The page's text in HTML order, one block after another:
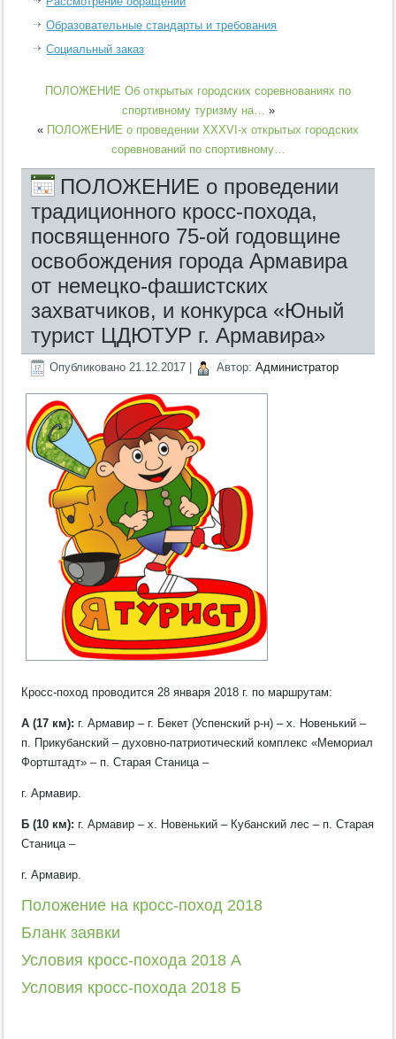
Образовательные стандарты и требования
Социальный заказ
ПОЛОЖЕНИЕ Об открытых городских соревнованиях по
спортивному туризму на… »
« ПОЛОЖЕНИЕ о проведении XXXVI-х открытых городских
соревнований по спортивному…
ПОЛОЖЕНИЕ о проведении
традиционного кросс-похода,
посвященного 75-ой годовщине
освобождения города Армавира
от немецко-фашистских
захватчиков, и конкурса «Юный
турист ЦДЮТУР г. Армавира»
Опубликовано 21.12.2017 Автор: Администратор
Кросс-поход проводится 28 января 2018 г. по маршрутам:
А (17 км): г. Армавир – г. Бекет (Успенский р-н) – х. Новенький –
п. Прикубанский – духовно-патриотический комплекс «Мемориал
Фортштадт» – п. Старая Станица –
г. Армавир.
Б (10 км): г. Армавир – х. Новенький – Кубанский лес – п. Старая
Станица –
г. Армавир.
Положение на кросс-поход 2018
Бланк заявки
Условия кросс-похода 2018 А
Условия кросс-похода 2018 Б